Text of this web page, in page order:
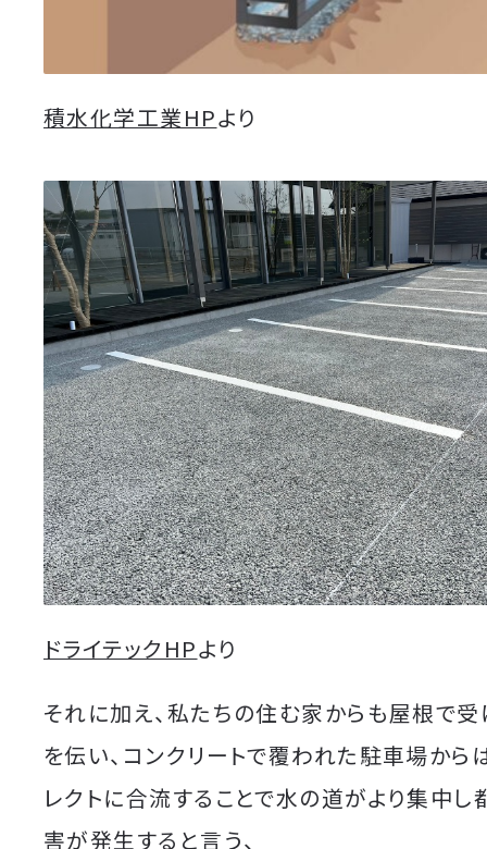
積水化学工業HPより
ドライテックHPより
それに加え、私たちの住む家からも屋根で
を伝い、コンクリートで覆われた駐車場から
レクトに合流することで水の道がより集中
害が発生すると言う、